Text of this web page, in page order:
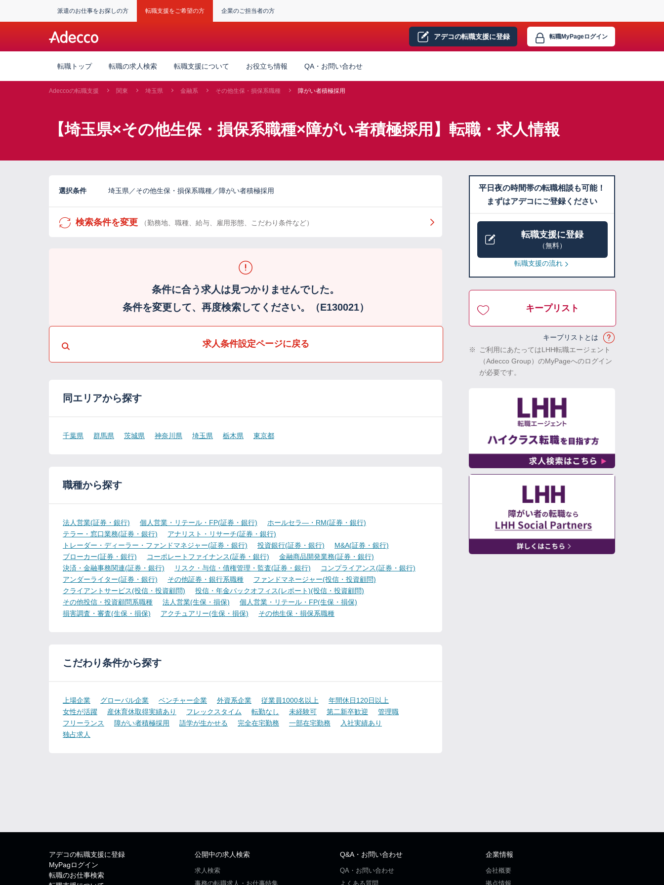
派遣のお仕事をお探しの方 転職支援をご希望の方 企業のご担当者の方
アデコの転職支援に登録 転職MyPageログイン
転職トップ 転職の求人検索 転職支援について お役立ち情報 QA・お問い合わせ
Adeccoの転職支援 関東 埼玉県 金融系 その他生保・損保系職種 障がい者積極採用
【埼玉県×その他生保・損保系職種×障がい者積極採用】転職・求人情報
選択条件 埼玉県／その他生保・損保系職種／障がい者積極採用
検索条件を変更 （勤務地、職種、給与、雇用形態、こだわり条件など）
条件に合う求人は見つかりませんでした。
条件を変更して、再度検索してください。（E130021）
求人条件設定ページに戻る
同エリアから探す
千葉県 群馬県 茨城県 神奈川県 埼玉県 栃木県 東京都
職種から探す
法人営業(証券・銀行) 個人営業・リテール・FP(証券・銀行)
ホールセラ―・RM(証券・銀行)
テラー・窓口業務(証券・銀行)
アナリスト・リサーチ(証券・銀行)
トレーダー・ディーラー・ファンドマネジャー(証券・銀行)
投資銀行(証券・銀行)
M&A(証券・銀行)
ブローカー(証券・銀行)
コーポレートファイナンス(証券・銀行)
金融商品開発業務(証券・銀行)
決済・金融事務関連(証券・銀行)
リスク・与信・債権管理・監査(証券・銀行)
コンプライアンス(証券・銀行)
アンダーライター(証券・銀行)
その他証券・銀行系職種
ファンドマネージャー(投信・投資顧問)
クライアントサービス(投信・投資顧問)
投信・年金バックオフィス(レポート)(投信・投資顧問)
その他投信・投資顧問系職種
法人営業(生保・損保)
個人営業・リテール・FP(生保・損保)
損害調査・審査(生保・損保)
アクチュアリー(生保・損保) その他生保・損保系職種
こだわり条件から探す
上場企業 グローバル企業 ベンチャー企業 外資系企業 従業員1000名以上
年間休日120日以上
女性が活躍
産休育休取得実績あり フレックスタイム 転勤なし 未経験可 第二新卒歓迎
管理職
フリーランス
障がい者積極採用 語学が生かせる 完全在宅勤務 一部在宅勤務
入社実績あり
独占求人
平日夜の時間帯の転職相談も可能！
まずはアデコにご登録ください
転職支援に登録
（無料）
転職支援の流れ
キープリスト
キープリストとは
※
ご利用にあたってはLHH転職エージェント
（Adecco Group）のMyPageへのログイン
が必要です。
アデコの転職支援に登録
MyPagログイン
転職のお仕事検索
公開中の求人検索
求人検索
事務の転職求人・お仕事特集
Q&A・お問い合わせ
QA・お問い合わせ
よくある質問
企業情報
会社概要
拠点情報